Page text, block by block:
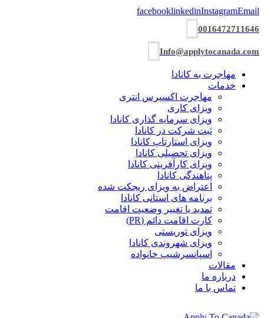
facebooklinkedinInstagramEmail
0016472711646
Info@applytocanada.com
مهاجرت به کانادا
خدمات
مهاجرت اکسپرس انتری
ویزای کاری
ویزای سرمایه گذاری کانادا
ثبت شرکت در کانادا
ویزای استارتاپ کانادا
ویزای تحصیلی کانادا
ویزای کارآفرینی کانادا
پناهندگی کانادا
اعتراض به ویزای ریجکت شده
برنامه های استانی کانادا
تمدید یا تغییر وضعیت اقامت
کارت اقامت دائم (PR)
ویزای توریستی
ویزای شھروندی کانادا
اسپانسرشیپ خانواده
مقالات
درباره ما
تماس با ما